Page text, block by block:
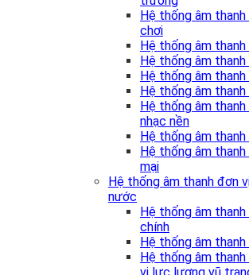
Hệ thống âm
chơi
Hệ thống âm
Hệ thống âm
Hệ thống âm
Hệ thống âm
Hệ thống âm
nhạc nền
Hệ thống âm
Hệ thống âm
mại
Hệ thống âm thanh đơn
nước
Hệ thống âm
chính
Hệ thống âm
Hệ thống âm